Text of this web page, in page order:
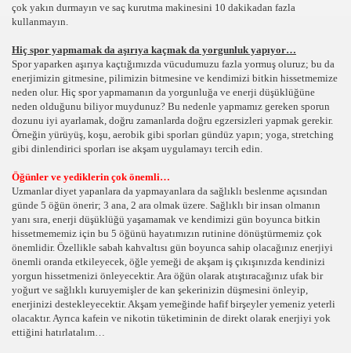
çok yakın durmayın ve saç kurutma makinesini 10 dakikadan fazla
kullanmayın.
Hiç spor yapmamak da aşırıya kaçmak da yorgunluk yapıyor…
Spor yaparken aşırıya kaçtığımızda vücudumuzu fazla yormuş oluruz; bu da
enerjimizin gitmesine, pilimizin bitmesine ve kendimizi bitkin hissetmemize
neden olur. Hiç spor yapmamanın da yorgunluğa ve enerji düşüklüğüne
neden olduğunu biliyor muydunuz? Bu nedenle yapmamız gereken sporun
dozunu iyi ayarlamak, doğru zamanlarda doğru egzersizleri yapmak gerekir.
Örneğin yürüyüş, koşu, aerobik gibi sporları gündüz yapın; yoga, stretching
gibi dinlendirici sporları ise akşam uygulamayı tercih edin.
Öğünler ve yediklerin çok önemli…
Uzmanlar diyet yapanlara da yapmayanlara da sağlıklı beslenme açısından
günde 5 öğün önerir; 3 ana, 2 ara olmak üzere. Sağlıklı bir insan olmanın
yanı sıra, enerji düşüklüğü yaşamamak ve kendimizi gün boyunca bitkin
hissetmememiz için bu 5 öğünü hayatımızın rutinine dönüştürmemiz çok
önemlidir. Özellikle sabah kahvaltısı gün boyunca sahip olacağınız enerjiyi
önemli oranda etkileyecek, öğle yemeği de akşam iş çıkışınızda kendinizi
yorgun hissetmenizi önleyecektir. Ara öğün olarak atıştıracağınız ufak bir
yoğurt ve sağlıklı kuruyemişler de kan şekerinizin düşmesini önleyip,
enerjinizi destekleyecektir. Akşam yemeğinde hafif birşeyler yemeniz yeterli
olacaktır. Ayrıca kafein ve nikotin tüketiminin de direkt olarak enerjiyi yok
ettiğini hatırlatalım…